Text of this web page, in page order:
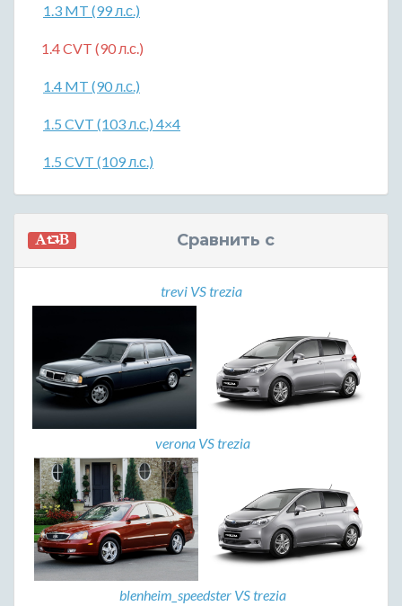
1.3 MT (99 л.с.)
1.4 CVT (90 л.с.)
1.4 MT (90 л.с.)
1.5 CVT (103 л.с.) 4×4
1.5 CVT (109 л.с.)
Сравнить с
trevi VS trezia
verona VS trezia
blenheim_speedster VS trezia